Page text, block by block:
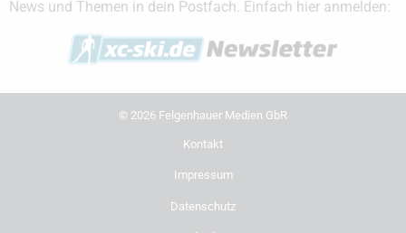
News und Themen in dein Postfach. Einfach hier anmelden:
© 2026 Felgenhauer Medien GbR
Kontakt
Impressum
Datenschutz